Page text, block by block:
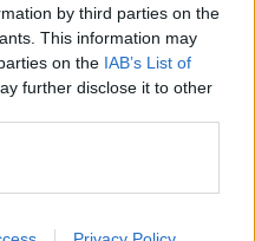
by third parties on the
This information may
on the IAB’s List of
further disclose it to other